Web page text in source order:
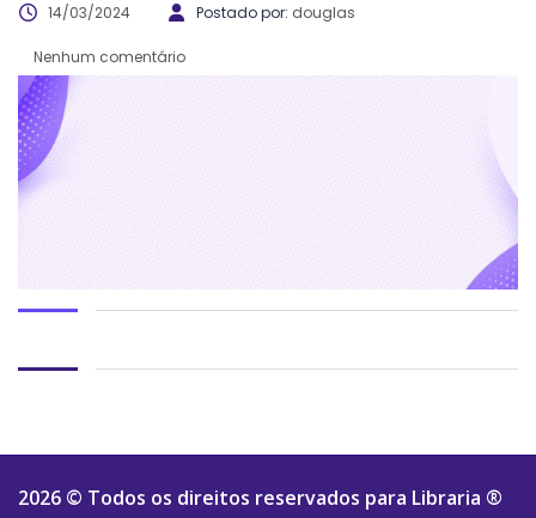
14/03/2024 Postado por: douglas
Nenhum comentário
2026 © Todos os direitos reservados para Libraria ®